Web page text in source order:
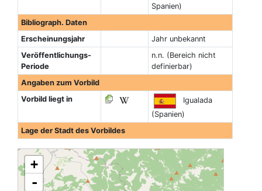
Spanien)
Bibliograph. Daten
Erscheinungsjahr
Jahr unbekannt
Veröffentlichungs-
Periode
n.n. (Bereich nicht
definierbar)
Angaben zum Vorbild
Vorbild liegt in
Igualada
(Spanien)
Lage der Stadt des Vorbildes
+
-